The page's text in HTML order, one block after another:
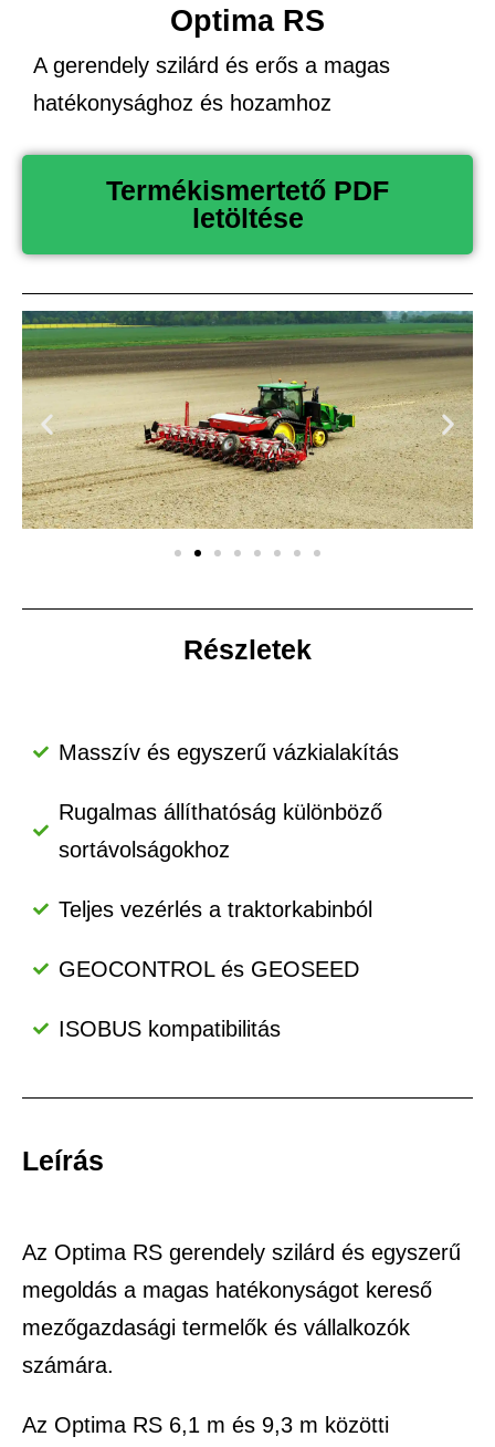
Optima RS
A gerendely szilárd és erős a magas
hatékonysághoz és hozamhoz
Termékismertető PDF
letöltése
Részletek
Masszív és egyszerű vázkialakítás
Rugalmas állíthatóság különböző
sortávolságokhoz
Teljes vezérlés a traktorkabinból
GEOCONTROL és GEOSEED
ISOBUS kompatibilitás
Leírás
Az Optima RS gerendely szilárd és egyszerű
megoldás a magas hatékonyságot kereső
mezőgazdasági termelők és vállalkozók
számára.
Az Optima RS 6,1 m és 9,3 m közötti